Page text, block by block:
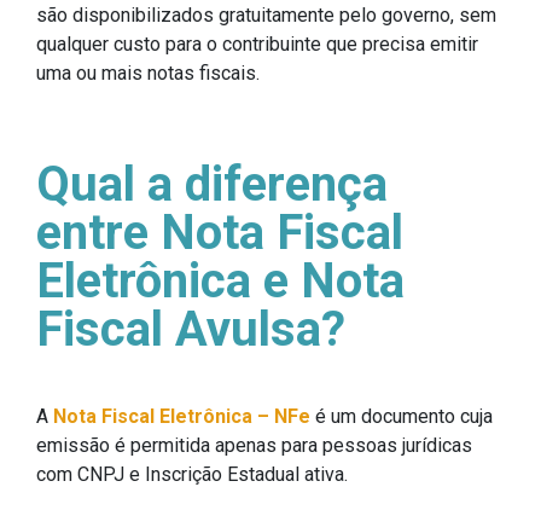
são disponibilizados gratuitamente pelo governo, sem
qualquer custo para o contribuinte que precisa emitir
uma ou mais notas fiscais.
Qual a diferença
entre Nota Fiscal
Eletrônica e Nota
Fiscal Avulsa?
A Nota Fiscal Eletrônica – NFe é um documento cuja
emissão é permitida apenas para pessoas jurídicas
com CNPJ e Inscrição Estadual ativa.